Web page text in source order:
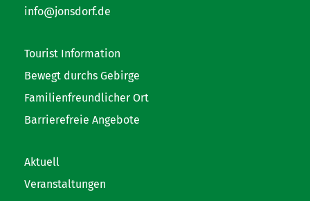
info@jonsdorf.de
Tourist Information
Bewegt durchs Gebirge
Familienfreundlicher Ort
Barrierefreie Angebote
Aktuell
Veranstaltungen